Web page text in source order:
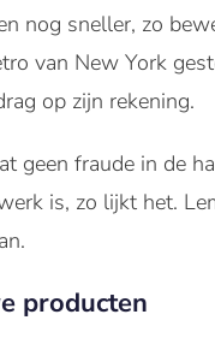
nog sneller, zo
van New York
op zijn rekening.
geen fraude in de
is, zo lijkt het.
producten